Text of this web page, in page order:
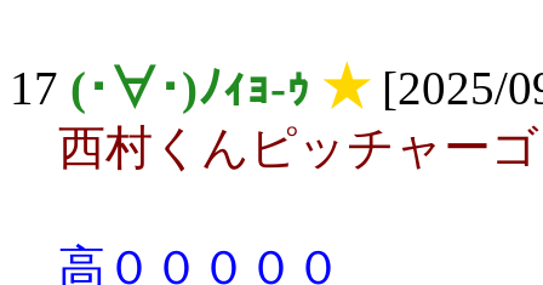
17 (･∀･)ﾉｨｮ-ｩ ★[2025/
西村くんピッチャー
高０００００